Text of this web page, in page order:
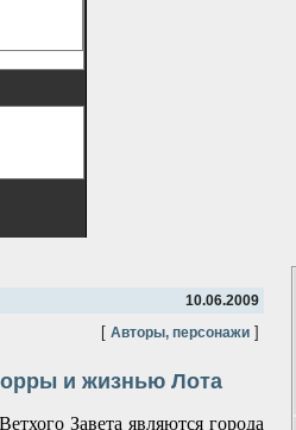
10.06.2009
[ Авторы, персонажи ]
и жизнью Лота
Завета являются города